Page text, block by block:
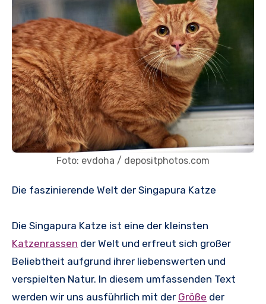
Foto: evdoha / depositphotos.com
Die faszinierende Welt der Singapura Katze
Die Singapura Katze ist eine der kleinsten
Katzenrassen der Welt und erfreut sich großer
Beliebtheit aufgrund ihrer liebenswerten und
verspielten Natur. In diesem umfassenden Text
werden wir uns ausführlich mit der Größe der